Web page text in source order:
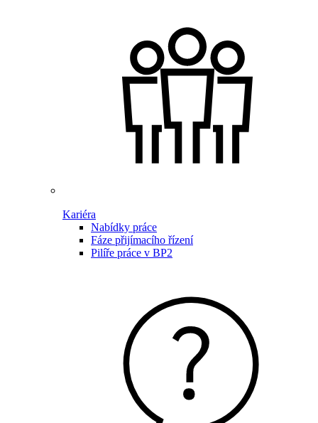
Kariéra
Nabídky práce
Fáze přijímacího řízení
Pilíře práce v BP2